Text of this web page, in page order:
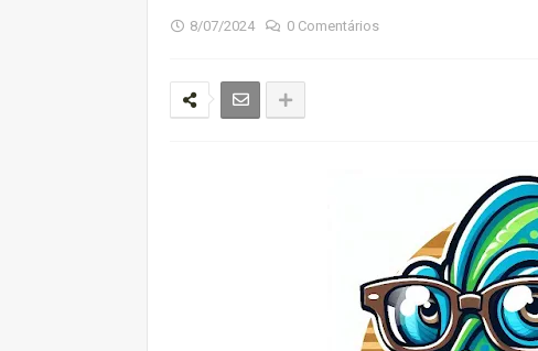
8/07/2024 0 Comentários